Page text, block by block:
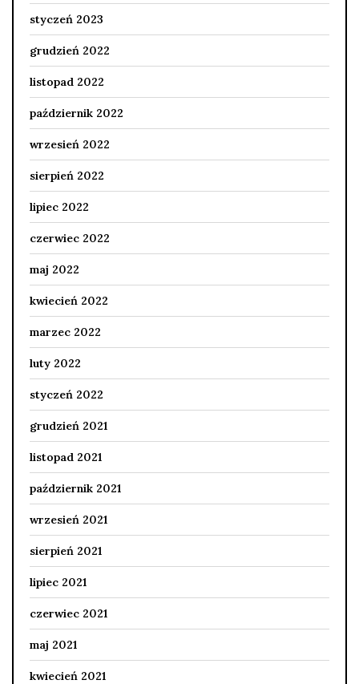
styczeń 2023
grudzień 2022
listopad 2022
październik 2022
wrzesień 2022
sierpień 2022
lipiec 2022
czerwiec 2022
maj 2022
kwiecień 2022
marzec 2022
luty 2022
styczeń 2022
grudzień 2021
listopad 2021
październik 2021
wrzesień 2021
sierpień 2021
lipiec 2021
czerwiec 2021
maj 2021
kwiecień 2021